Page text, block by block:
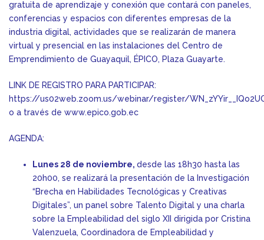
gratuita de aprendizaje y conexión que contará con paneles,
conferencias y espacios con diferentes empresas de la
industria digital, actividades que se realizarán de manera
virtual y presencial en las instalaciones del Centro de
Emprendimiento de Guayaquil, ÉPICO, Plaza Guayarte.
LINK DE REGISTRO PARA PARTICIPAR:
https://us02web.zoom.us/webinar/register/
o a través de www.epico.gob.ec
AGENDA:
Lunes 28 de noviembre, desde las 18h30 hasta las
20h00, se realizará la presentación de la Investigación
“Brecha en Habilidades Tecnológicas y Creativas
Digitales”, un panel sobre Talento Digital y una charla
sobre la Empleabilidad del siglo XII dirigida por Cristina
Valenzuela, Coordinadora de Empleabilidad y